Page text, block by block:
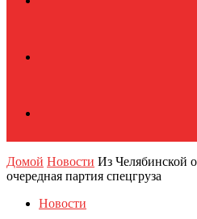
Домой Новости Из Челябинской
очередная партия спецгруза
Новости